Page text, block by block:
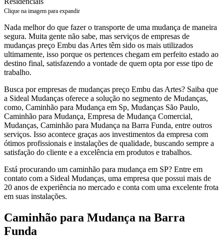
Clique na imagem para expandir
Nada melhor do que fazer o transporte de uma mudança de maneira
segura. Muita gente não sabe, mas serviços de empresas de
mudanças preço Embu das Artes têm sido os mais utilizados
ultimamente, isso porque os pertences chegam em perfeito estado ao
destino final, satisfazendo a vontade de quem opta por esse tipo de
trabalho.
Busca por empresas de mudanças preço Embu das Artes? Saiba que
a Sideal Mudanças oferece a solução no segmento de Mudanças,
como, Caminhão para Mudança em Sp, Mudanças São Paulo,
Caminhão para Mudança, Empresa de Mudança Comercial,
Mudanças, Caminhão para Mudança na Barra Funda, entre outros
serviços. Isso acontece graças aos investimentos da empresa com
ótimos profissionais e instalações de qualidade, buscando sempre a
satisfação do cliente e a excelência em produtos e trabalhos.
Está procurando um caminhão para mudança em SP? Entre em
contato com a Sideal Mudanças, uma empresa que possui mais de
20 anos de experiência no mercado e conta com uma excelente frota
em suas instalações.
Caminhão para Mudança na Barra
Funda